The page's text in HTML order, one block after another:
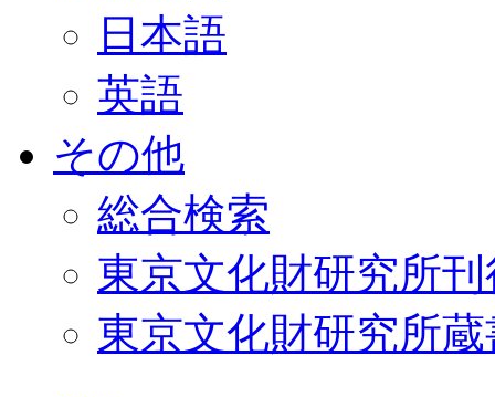
日本語
英語
その他
総合検索
東京文化財研究所
東京文化財研究所